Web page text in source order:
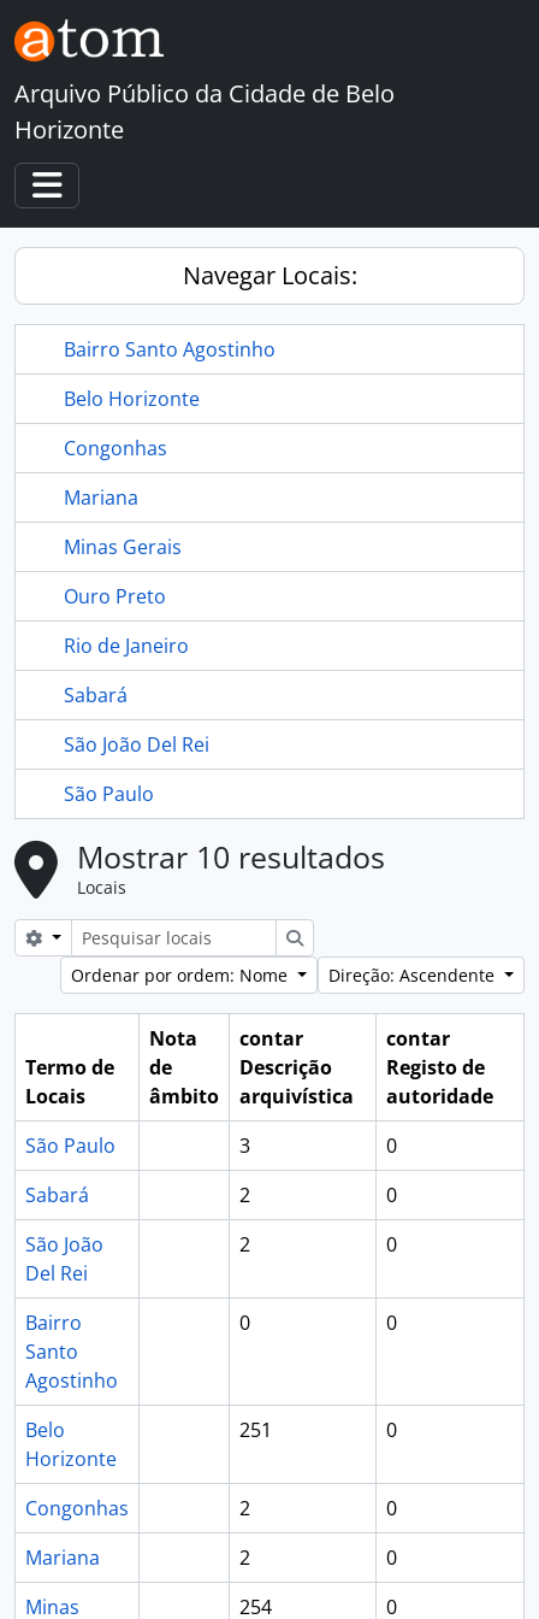
Skip to main content
Arquivo Público da Cidade de Belo
Horizonte
Toggle navigation
Navegar Locais:
Bairro Santo Agostinho
Belo Horizonte
Congonhas
Mariana
Minas Gerais
Ouro Preto
Rio de Janeiro
Sabará
São João Del Rei
São Paulo
Mostrar 10 resultados
Locais
Search options
Pesquisar
Ordenar por ordem: Nome
Direção: Ascendente
Termo de
Locais
Nota
de
âmbito
contar
Descrição
arquivística
contar
Registo de
autoridade
São Paulo
3
0
Sabará
2
0
São João
Del Rei
2 0
Bairro
Santo
Agostinho
0 0
Belo
Horizonte
251 0
Congonhas 2
0
Mariana
2
0
Minas
254 0